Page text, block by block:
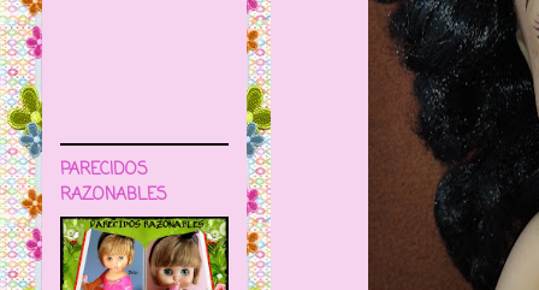
PARECIDOS
RAZONABLES